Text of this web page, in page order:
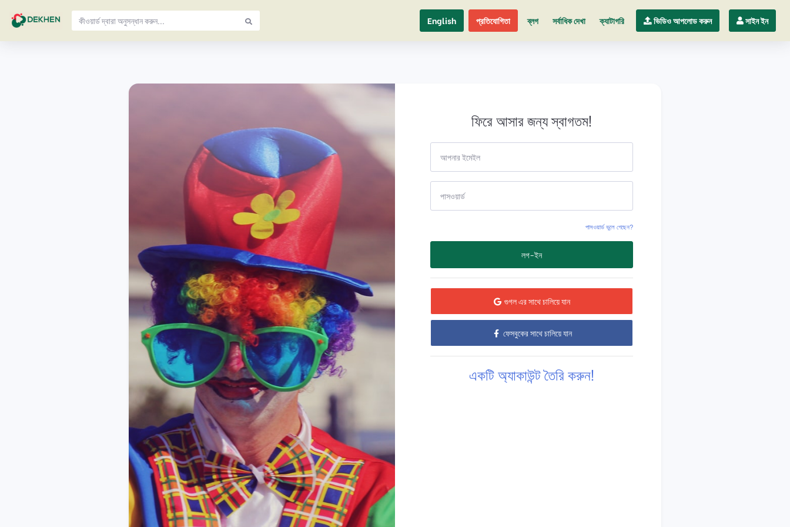
English প্রতিযোগিতা ব্লগ সর্বাধিক দেখা ক্যাটাগরি ভিডিও আপলোড করুন সাইন ইন
ফিরে আসার জন্য স্বাগতম!
পাসওয়ার্ড ভুলে গেছেন?
লগ-ইন
গুগল এর সাথে চালিয়ে যান
ফেসবুকের সাথে চালিয়ে যান
একটি অ্যাকাউন্ট তৈরি করুন!